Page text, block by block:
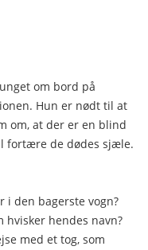
om bord på
Hun er nødt til at
om, at der er en blind
fortære de dødes sjæle.
i den bagerste vogn?
hvisker hendes navn?
med et tog, som